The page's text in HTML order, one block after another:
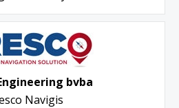
bvba
Navigis